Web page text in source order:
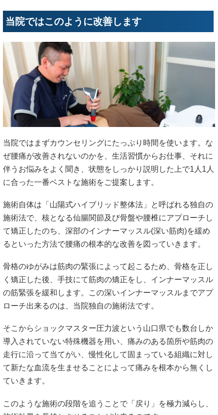
当院ではこのように改善します
当院ではまずカウンセリングにたっぷり時間を使います。な
ぜ腰痛が改善されないのかを、生活習慣からお仕事、それに
伴うお悩みをよく聞き、状態をしっかり説明した上で1人1人
に合った一番ベストな施術をご提案します。
施術自体は「山陽式ハイブリッド整体法」と呼ばれる独自の
施術法で、核となる仙腸関節及び骨盤や腰椎にアプローチし
て矯正したのち、深部のインナーマッスル(深い筋肉)を緩め
るといった方法で腰痛の根本的な改善を図っていきます。
骨格のゆがみは筋肉の緊張によって起こるため、骨格を正し
く矯正した後、手技にて筋肉の矯正をし、インナーマッスル
の筋緊張を緩和します。この深いインナーマッスルまでアプ
ローチ出来るのは、当院独自の施術法です。
そこからショックマスター圧力波という山口県でも数台しか
導入されていない特殊機器を用い、痛みのある箇所や筋肉の
走行に沿って当てがい、慢性化して固まっている組織に対し
て新たな血流を生ませることによって痛みを根本から無くし
ていきます。
このような施術の段階を追うことで「戻り」を極力減らし、